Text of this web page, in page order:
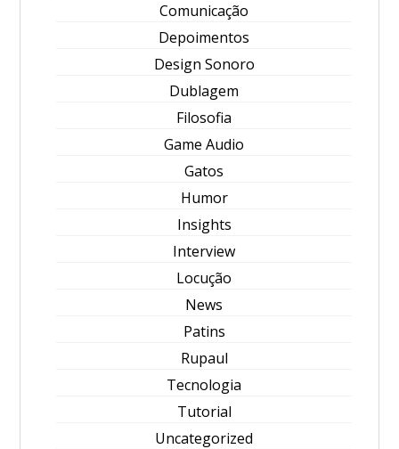
Comunicação
Depoimentos
Design Sonoro
Dublagem
Filosofia
Game Audio
Gatos
Humor
Insights
Interview
Locução
News
Patins
Rupaul
Tecnologia
Tutorial
Uncategorized